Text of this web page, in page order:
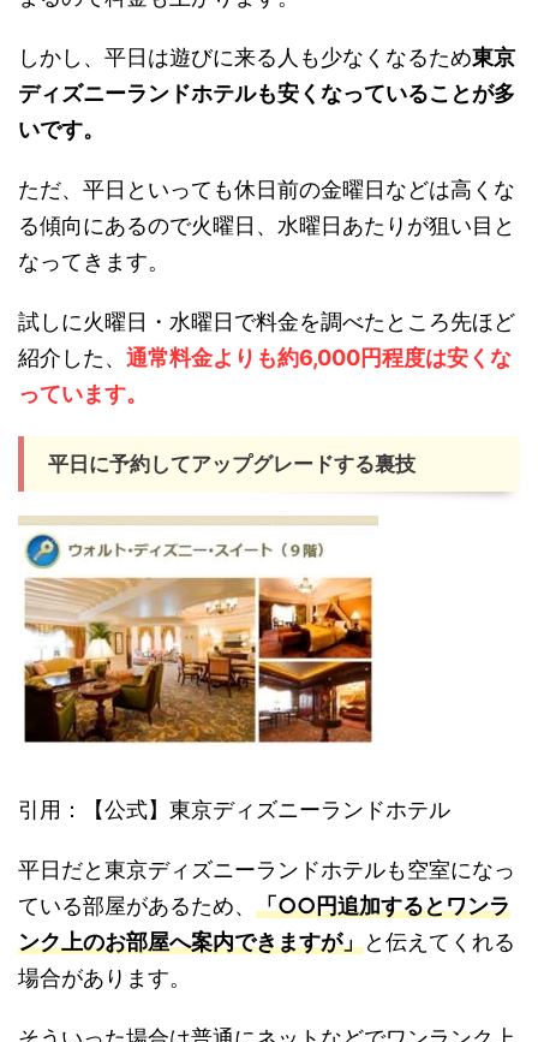
しかし、平日は遊びに来る人も少なくなるため東京
ディズニーランドホテルも安くなっていることが多
いです。
ただ、平日といっても休日前の金曜日などは高くな
る傾向にあるので火曜日、水曜日あたりが狙い目と
なってきます。
試しに火曜日・水曜日で料金を調べたところ先ほど
紹介した、 通常料金よりも約6,000円程度は安くな
っています。
平日に予約してアップグレードする裏技
引用：【公式】東京ディズニーランドホテル
平日だと東京ディズニーランドホテルも空室になっ
ている部屋があるため、 「○○円追加するとワンラ
ンク上のお部屋へ案内できますが」と伝えてくれる
場合があります。